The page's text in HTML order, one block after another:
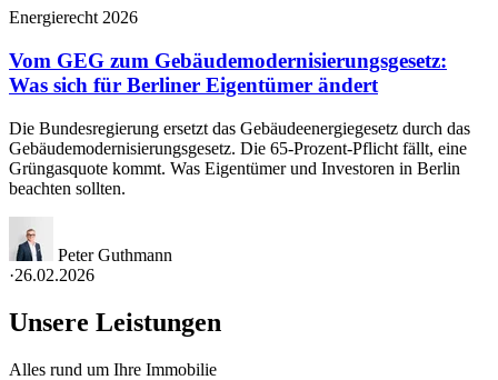
Energierecht 2026
Vom GEG zum Gebäudemodernisierungsgesetz:
Was sich für Berliner Eigentümer ändert
Die Bundesregierung ersetzt das Gebäudeenergiegesetz durch das
Gebäudemodernisierungsgesetz. Die 65-Prozent-Pflicht fällt, eine
Grüngasquote kommt. Was Eigentümer und Investoren in Berlin
beachten sollten.
Peter Guthmann
·26.02.2026
Unsere Leistungen
Alles rund um Ihre Immobilie